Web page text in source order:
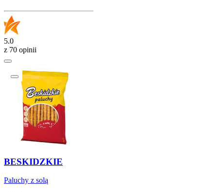
5.0
z 70 opinii
BESKIDZKIE
Paluchy z solą